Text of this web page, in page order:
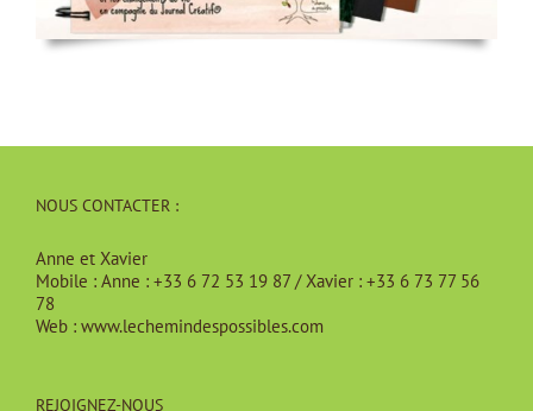
NOUS CONTACTER :
Anne et Xavier
Mobile : Anne : +33 6 72 53 19 87 / Xavier : +33 6 73 77 56
78
Web : www.lechemindespossibles.com
REJOIGNEZ-NOUS